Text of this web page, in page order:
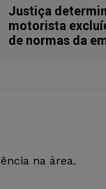
Justiça
motorista
de normas da
na área.